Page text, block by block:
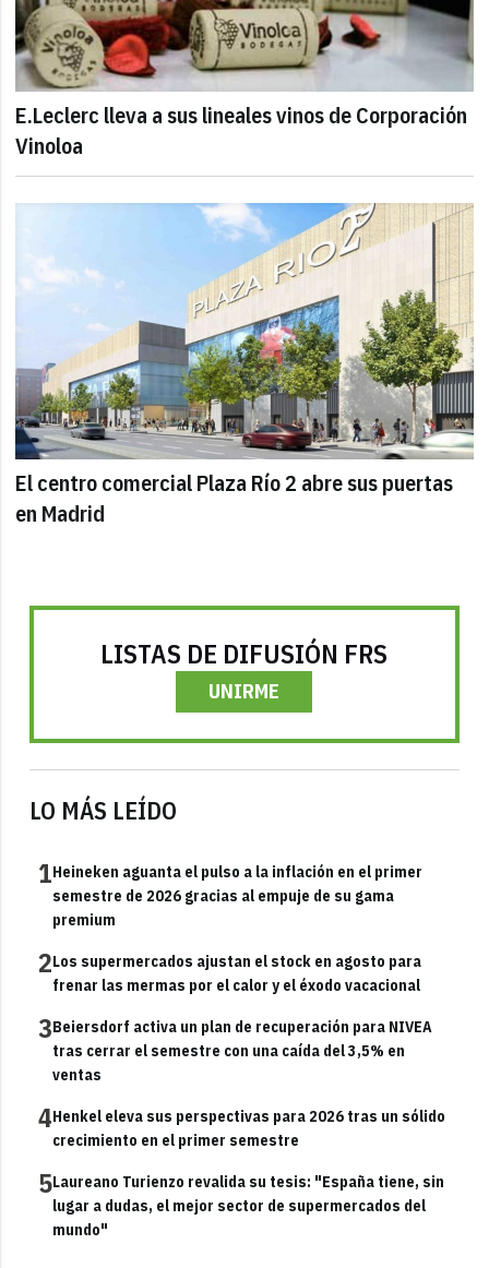
E.Leclerc lleva a sus lineales vinos de Corporación
Vinoloa
El centro comercial Plaza Río 2 abre sus puertas
en Madrid
LISTAS DE DIFUSIÓN FRS
UNIRME
LO MÁS LEÍDO
1Heineken aguanta el pulso a la inflación en el primer
semestre de 2026 gracias al empuje de su gama
premium
2Los supermercados ajustan el stock en agosto para
frenar las mermas por el calor y el éxodo vacacional
3Beiersdorf activa un plan de recuperación para NIVEA
tras cerrar el semestre con una caída del 3,5% en
ventas
4Henkel eleva sus perspectivas para 2026 tras un sólido
crecimiento en el primer semestre
5Laureano Turienzo revalida su tesis: "España tiene, sin
lugar a dudas, el mejor sector de supermercados del
mundo"